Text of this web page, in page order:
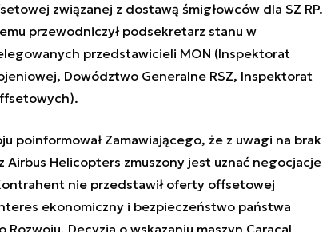
związanej z dostawą śmigłowców dla SZ RP.
przewodniczył podsekretarz stanu w
przedstawicieli MON (Inspektorat
Dowództwo Generalne RSZ, Inspektorat
poinformował Zamawiającego, że z uwagi na brak
Airbus Helicopters zmuszony jest uznać negocjacje
nie przedstawił oferty offsetowej
ekonomiczny i bezpieczeństwo państwa